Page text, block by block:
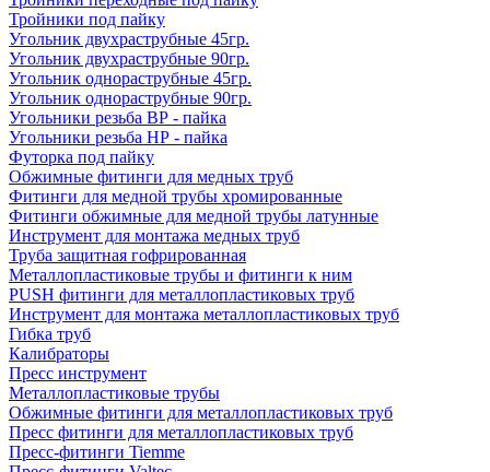
Тройники под пайку
Угольник двухраструбные 45гр.
Угольник двухраструбные 90гр.
Угольник однораструбные 45гр.
Угольник однораструбные 90гр.
Угольники резьба ВР - пайка
Угольники резьба НР - пайка
Футорка под пайку
Обжимные фитинги для медных труб
Фитинги для медной трубы хромированные
Фитинги обжимные для медной трубы латунные
Инструмент для монтажа медных труб
Труба защитная гофрированная
Металлопластиковые трубы и фитинги к ним
PUSH фитинги для металлопластиковых труб
Инструмент для монтажа металлопластиковых труб
Гибка труб
Калибраторы
Пресс инструмент
Металлопластиковые трубы
Обжимные фитинги для металлопластиковых труб
Пресс фитинги для металлопластиковых труб
Пресс-фитинги Tiemme